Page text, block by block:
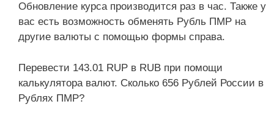
Обновление курса производится раз в час. Также у
вас есть возможность обменять Рубль ПМР на
другие валюты с помощью формы справа.
Перевести 143.01 RUP в RUB при помощи
калькулятора валют. Сколько 656 Рублей России в
Рублях ПМР?